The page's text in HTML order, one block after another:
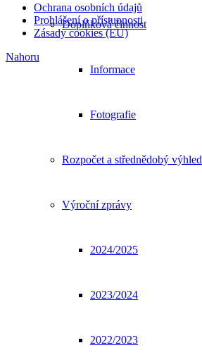
Doplňková činnost
Informace
Fotografie
Rozpočet a střednědobý výhled
Výroční zprávy
2024/2025
2023/2024
2022/2023
Ochrana osobních údajů
Prohlášení o přístupnosti
Zásady cookies (EU)
Nahoru